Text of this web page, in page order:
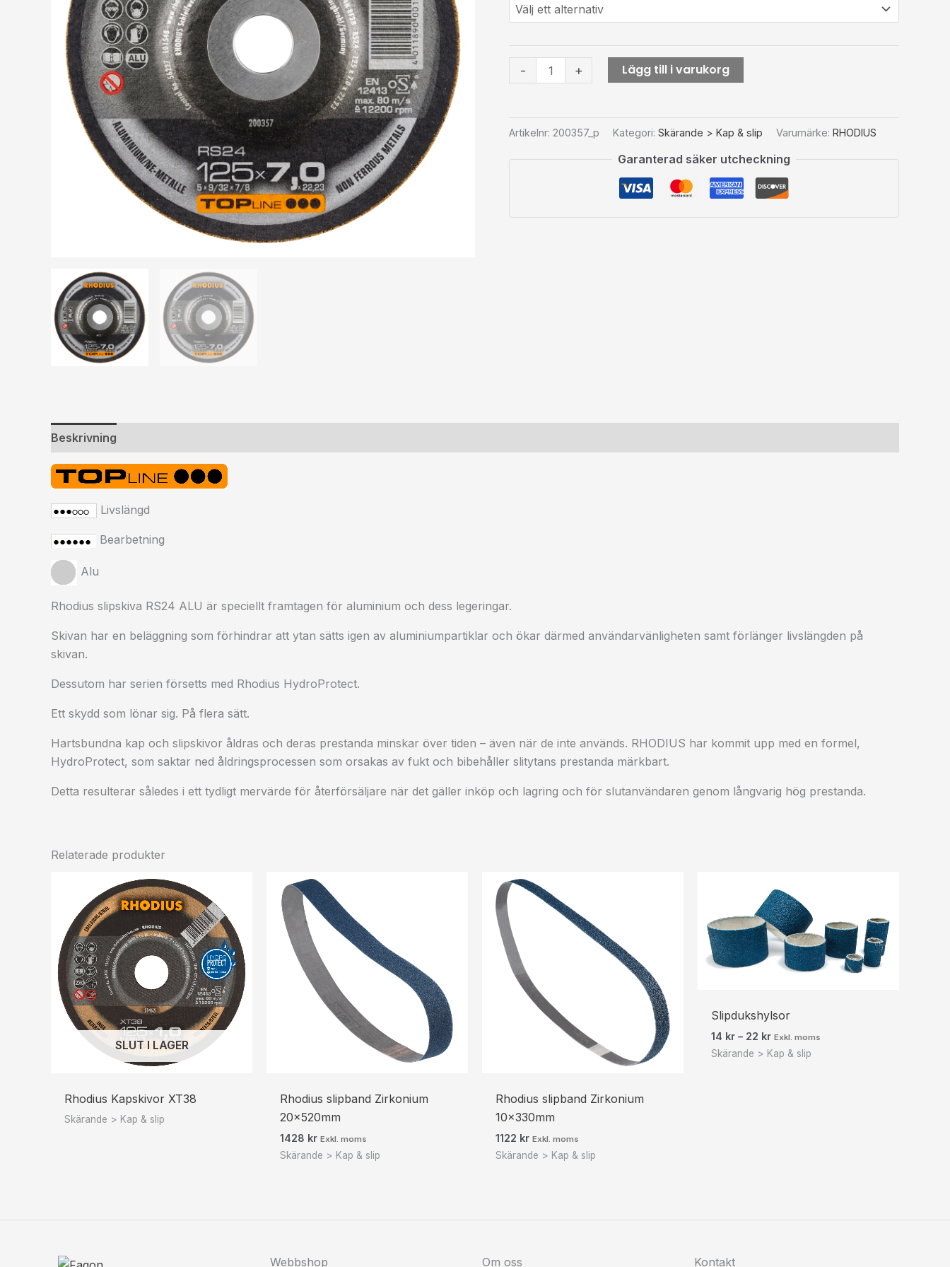
- + Lägg till i varukorg
Artikelnr: 200357_p Kategori: Skärande > Kap & slip Varumärke: RHODIUS
Garanterad säker utcheckning
Beskrivning
Livslängd
Bearbetning
Alu
Rhodius slipskiva RS24 ALU är speciellt framtagen för aluminium och dess legeringar.
Skivan har en beläggning som förhindrar att ytan sätts igen av aluminiumpartiklar och ökar därmed användarvänligheten samt förlänger livslängden på
skivan.
Dessutom har serien försetts med Rhodius HydroProtect.
Ett skydd som lönar sig. På flera sätt.
Hartsbundna kap och slipskivor åldras och deras prestanda minskar över tiden – även när de inte används. RHODIUS har kommit upp med en formel,
HydroProtect, som saktar ned åldringsprocessen som orsakas av fukt och bibehåller slitytans prestanda märkbart.
Detta resulterar således i ett tydligt mervärde för återförsäljare när det gäller inköp och lagring och för slutanvändaren genom långvarig hög prestanda.
Relaterade produkter
SLUT I LAGER
Rhodius Kapskivor XT38
Skärande > Kap & slip
Rhodius slipband Zirkonium
20x520mm
1428 kr Exkl. moms
Skärande > Kap & slip
Rhodius slipband Zirkonium
10x330mm
1122 kr Exkl. moms
Skärande > Kap & slip
Slipdukshylsor
14 kr – 22 kr
14 kr18 kr
till
22 kr28 kr
Exkl. moms
Skärande > Kap & slip
Webbshop Om oss Kontakt